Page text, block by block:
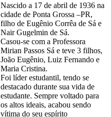
Nascido a 17 de abril de 1936 na
cidade de Ponta Grossa –PR,
filho de Eugênio Corrêa de Sá e
Nair Gugelmin de Sá.
Casou-se com a Professora
Mirian Passos Sá e teve 3 filhos,
João Eugênio, Luiz Fernando e
Maria Cristina.
Foi líder estudantil, tendo se
destacado durante sua vida de
estudante. Sempre voltado para
os altos ideais, acabou sendo
vítima do seu espírito